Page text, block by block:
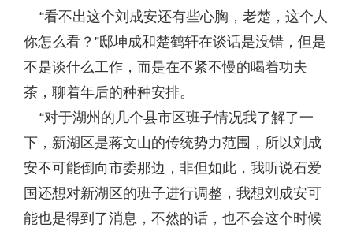
“看不出这个刘成安还有些心胸，老楚，这个人
你怎么看？”邸坤成和楚鹤轩在谈话是没错，但是
不是谈什么工作，而是在不紧不慢的喝着功夫
茶，聊着年后的种种安排。
“对于湖州的几个县市区班子情况我了解了一
下，新湖区是蒋文山的传统势力范围，所以刘成
安不可能倒向市委那边，非但如此，我听说石爱
国还想对新湖区的班子进行调整，我想刘成安可
能也是得到了消息，不然的话，也不会这个时候